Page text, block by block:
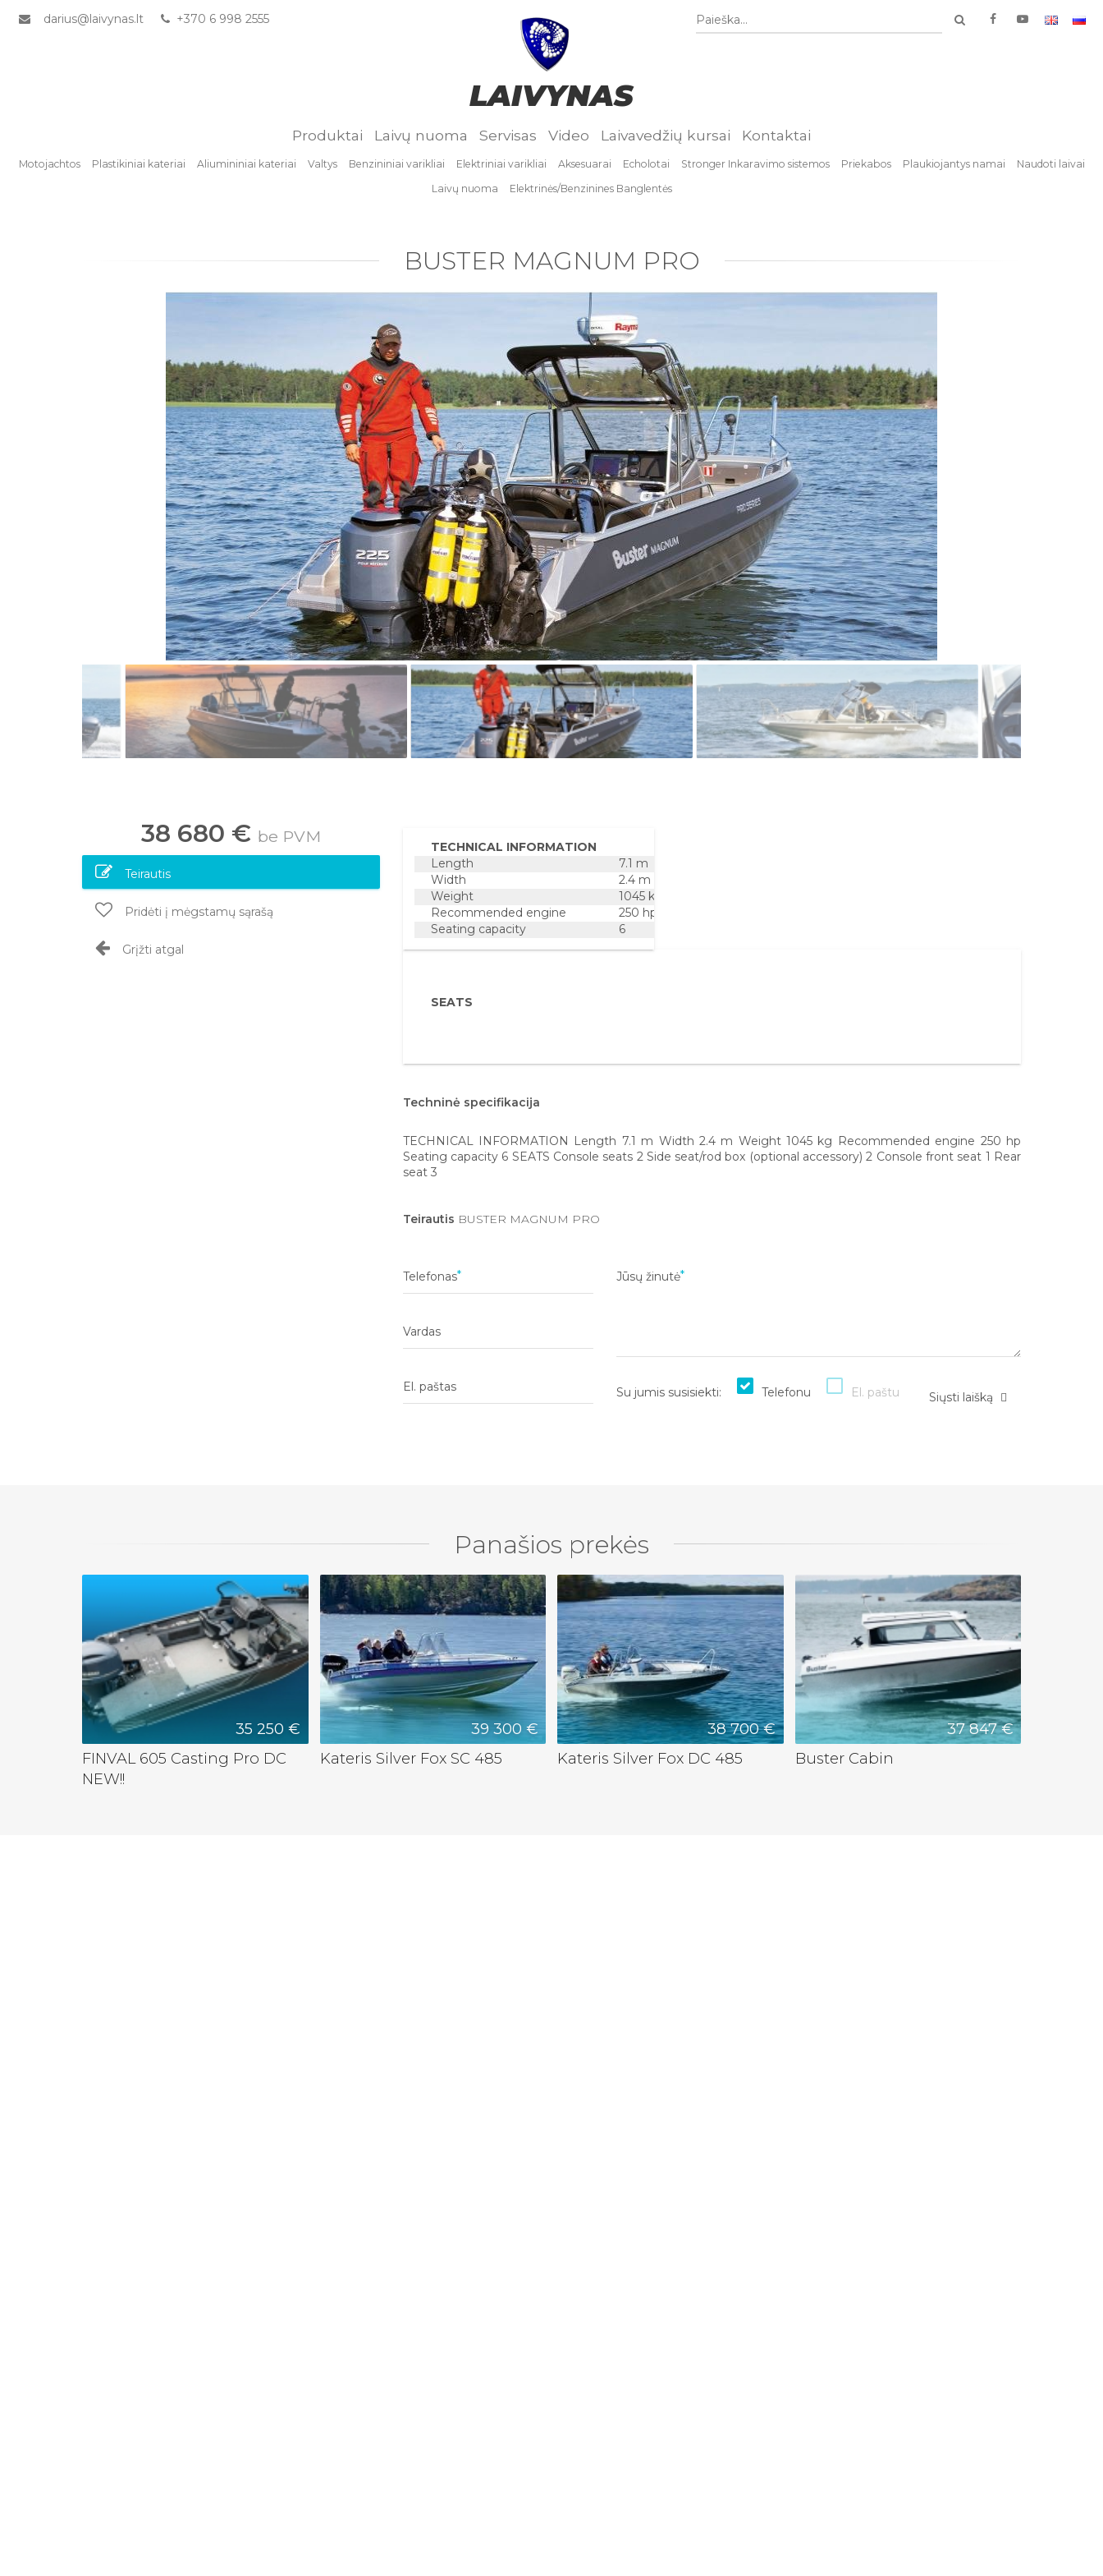
Paieška...
darius@laivynas.lt +370 6 998 2555
LAIVYNAS
Produktai Laivų nuoma Servisas Video Laivavedžių kursai Kontaktai
Motojachtos Plastikiniai kateriai Aliumininiai kateriai Valtys Benzininiai varikliai Elektriniai varikliai Aksesuarai Echolotai Stronger Inkaravimo sistemos Priekabos Plaukiojantys namai
Naudoti laivai
Laivų nuoma
Elektrinės/Benzinines Banglentės
BUSTER MAGNUM PRO
38 680 € be PVM
Teirautis
Pridėti į mėgstamų sąrašą
Grįžti atgal
TECHNICAL INFORMATION
Length
7.1 m
Width
2.4 m
Weight
1045 kg
Recommended engine
250 hp
Seating capacity
6
SEATS
Techninė specifikacija
TECHNICAL INFORMATION Length 7.1 m Width 2.4 m Weight 1045 kg Recommended engine 250 hp
Seating capacity 6 SEATS Console seats 2 Side seat/rod box (optional accessory) 2 Console front seat 1 Rear
seat 3
Teirautis BUSTER MAGNUM PRO
Telefonas
Vardas
El. paštas
Jūsų žinutė
Siųsti laišką
Su jumis susisiekti: Telefonu El. paštu
Panašios prekės
35 250 €
FINVAL 605 Casting Pro DC
NEW!!
39 300 €
Kateris Silver Fox SC 485
38 700 €
Kateris Silver Fox DC 485
37 847 €
Buster Cabin